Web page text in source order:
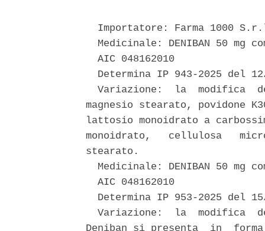
Importatore: Farma 1000
Medicinale: DENIBAN 50 mg
  AIC 048162010
Determina IP 943-2025 del
Variazione:  la  modifica
magnesio stearato, povidone
lattosio monoidrato a
monoidrato,   cellulosa
stearato.
Medicinale: DENIBAN 50 mg
  AIC 048162010
Determina IP 953-2025 del
Variazione:  la  modifica
Deniban si presenta  in